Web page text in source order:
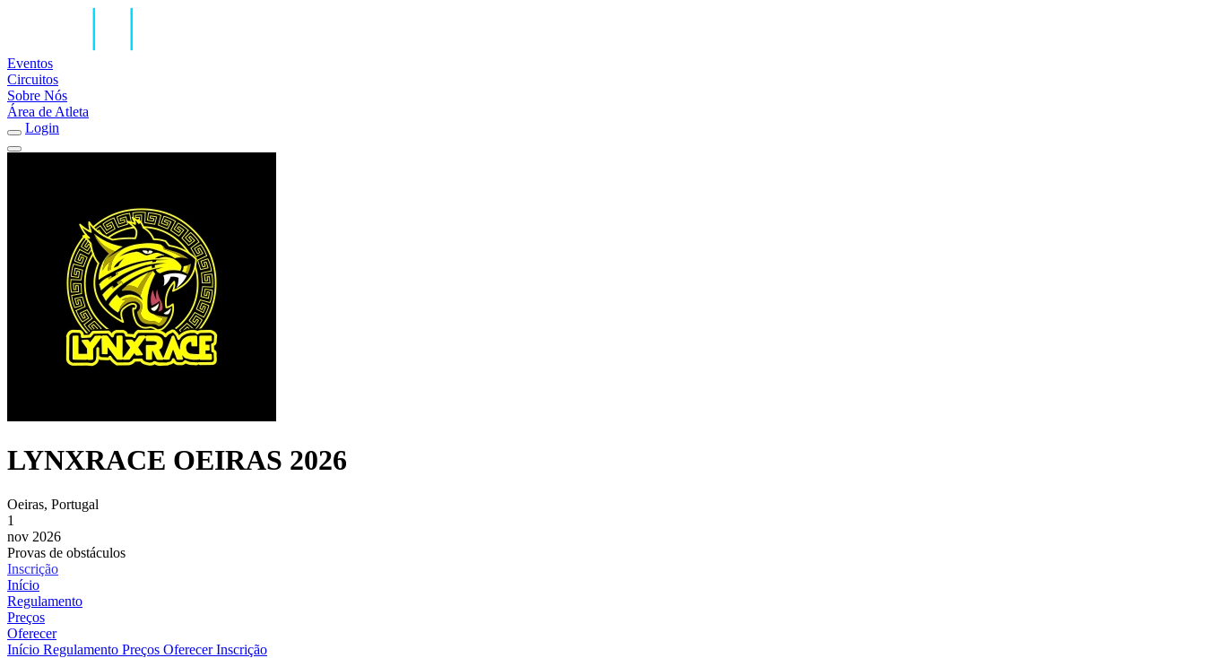
Eventos
Circuitos
Sobre Nós
Área de Atleta
Login
LYNXRACE OEIRAS 2026
Oeiras, Portugal
1
nov 2026
Provas de obstáculos
Inscrição
Início
Regulamento
Preços
Oferecer
Início Regulamento Preços Oferecer Inscrição